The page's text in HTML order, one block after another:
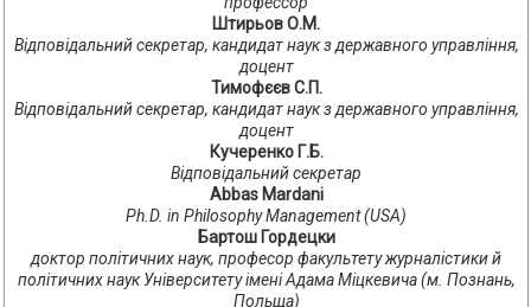
Штирьов О.М.
Відповідальний секретар, кандидат наук з державного управління,
доцент
Тимофєєв С.П.
Відповідальний секретар, кандидат наук з державного управління,
доцент
Кучеренко Г.Б.
Відповідальний секретар
Abbas Mardani
Ph.D. in Philosophy Management (USA)
Бартош Гордецки
доктор політичних наук, професор факультету журналістики й
політичних наук Університету імені Адама Міцкевича (м. Познань,
Польща)